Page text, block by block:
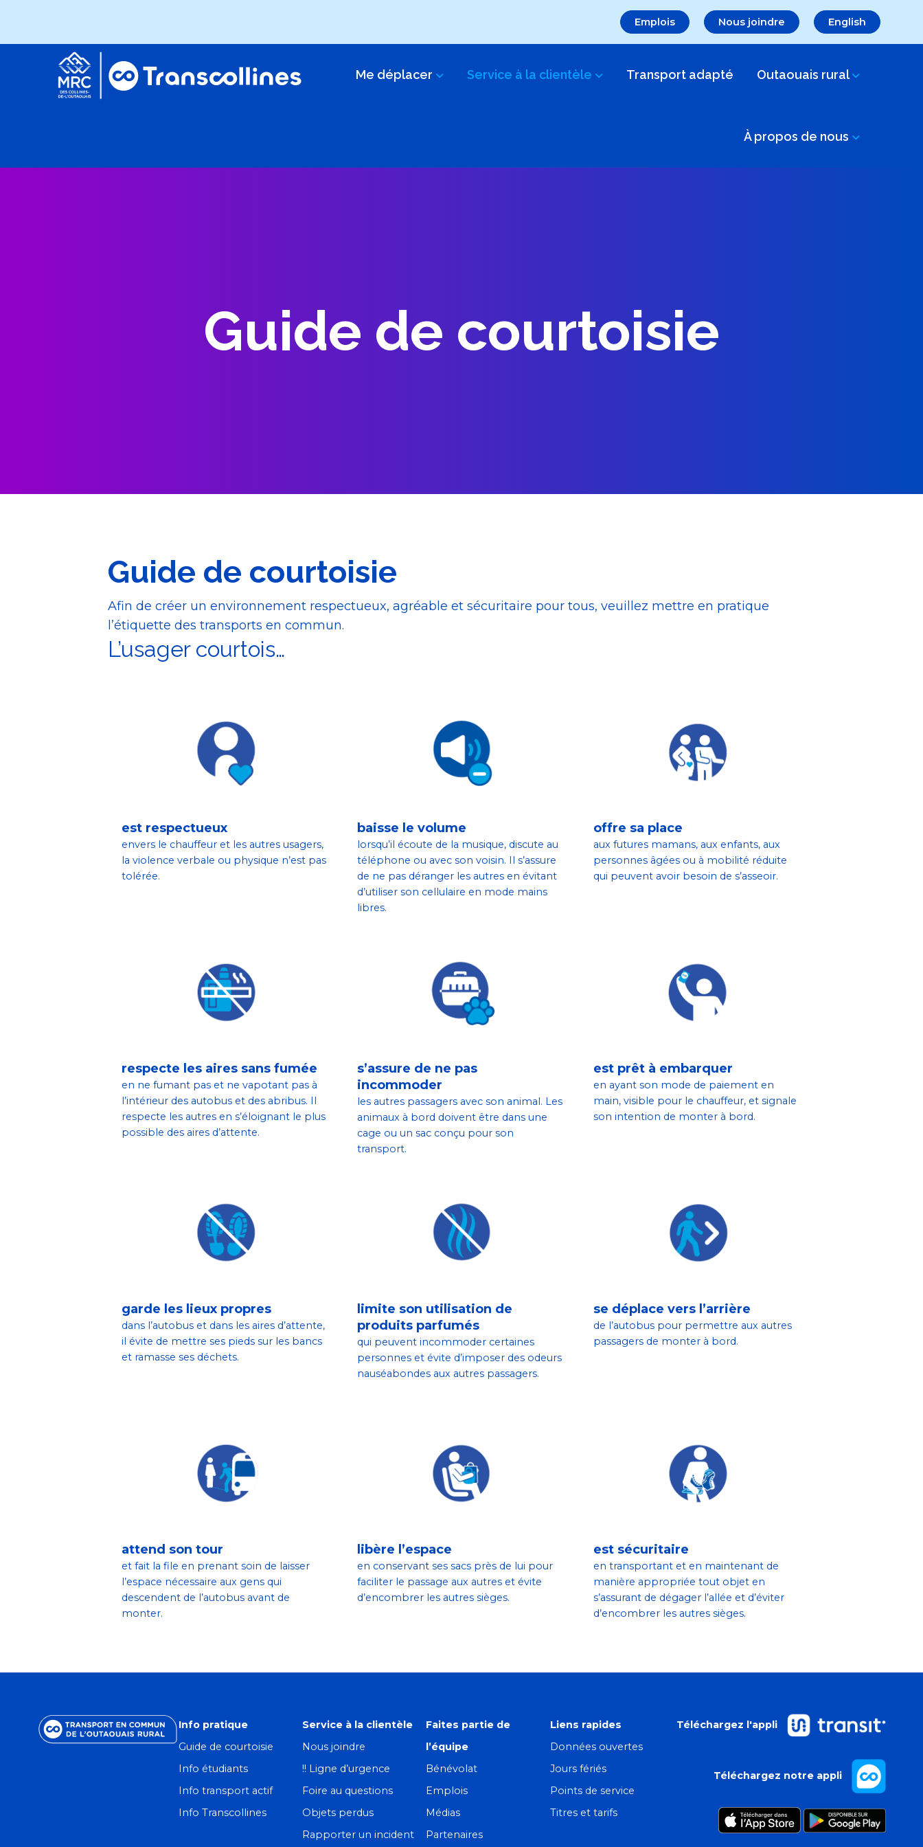
Emplois Nous joindre English
Me déplacer Service à la clientèle Transport adapté Outaouais rural
À propos de nous
Guide de courtoisie
Guide de courtoisie
Afin de créer un environnement respectueux, agréable et sécuritaire pour tous, veuillez mettre en pratique
l’étiquette des transports en commun.
L’usager courtois…
est respectueux
envers le chauffeur et les autres usagers,
la violence verbale ou physique n’est pas
tolérée.
baisse le volume
lorsqu’il écoute de la musique, discute au
téléphone ou avec son voisin. Il s’assure
de ne pas déranger les autres en évitant
d’utiliser son cellulaire en mode mains
libres.
offre sa place
aux futures mamans, aux enfants, aux
personnes âgées ou à mobilité réduite
qui peuvent avoir besoin de s’asseoir.
respecte les aires sans fumée
en ne fumant pas et ne vapotant pas à
l’intérieur des autobus et des abribus. Il
respecte les autres en s’éloignant le plus
possible des aires d’attente.
s’assure de ne pas
incommoder
les autres passagers avec son animal. Les
animaux à bord doivent être dans une
cage ou un sac conçu pour son
transport.
est prêt à embarquer
en ayant son mode de paiement en
main, visible pour le chauffeur, et signale
son intention de monter à bord.
garde les lieux propres
dans l’autobus et dans les aires d’attente,
il évite de mettre ses pieds sur les bancs
et ramasse ses déchets.
limite son utilisation de
produits parfumés
qui peuvent incommoder certaines
personnes et évite d’imposer des odeurs
nauséabondes aux autres passagers.
se déplace vers l’arrière
de l’autobus pour permettre aux autres
passagers de monter à bord.
attend son tour
et fait la file en prenant soin de laisser
l’espace nécessaire aux gens qui
descendent de l’autobus avant de
monter.
libère l’espace
en conservant ses sacs près de lui pour
faciliter le passage aux autres et évite
d’encombrer les autres sièges.
est sécuritaire
en transportant et en maintenant de
manière appropriée tout objet en
s’assurant de dégager l’allée et d’éviter
d’encombrer les autres sièges.
Info pratique
Guide de courtoisie
Info étudiants
Info transport actif
Info Transcollines
Service à la clientèle
Nous joindre
!! Ligne d’urgence
Foire au questions
Objets perdus
Rapporter un incident
Faites partie de
l’équipe
Bénévolat
Emplois
Médias
Partenaires
Liens rapides
Données ouvertes
Jours fériés
Points de service
Titres et tarifs
Téléchargez l'appli
Téléchargez notre appli